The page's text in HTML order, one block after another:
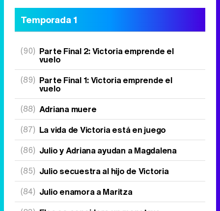
Temporada 1
(90) Parte Final 2: Victoria emprende el
vuelo
(89) Parte Final 1: Victoria emprende el
vuelo
(88) Adriana muere
(87) La vida de Victoria está en juego
(86) Julio y Adriana ayudan a Magdalena
(85) Julio secuestra al hijo de Victoria
(84) Julio enamora a Maritza